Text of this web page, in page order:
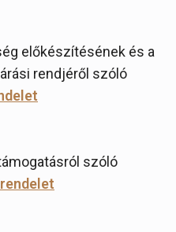
előkészítésének és a
rendjéről szóló
szóló